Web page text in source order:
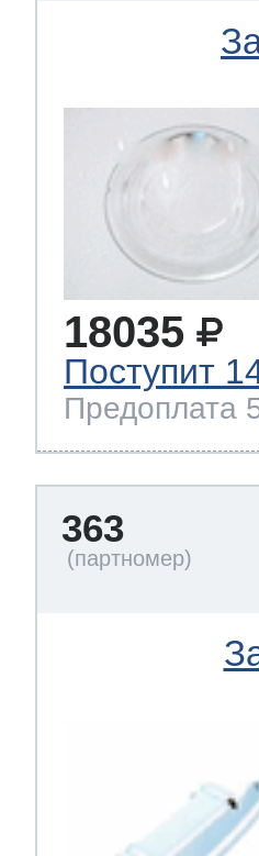
18035
Поступит
Предоплата
363